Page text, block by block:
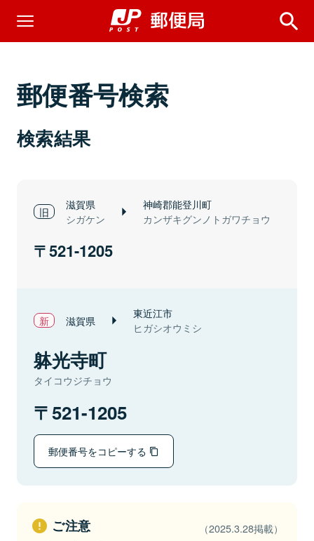
郵便番号検索
検索結果
滋賀県
シガケン
神崎郡能登川町
カンザキグンノトガワチョウ
521-1205
滋賀県 東近江市
ヒガシオウミシ
躰光寺町
タイコウジチョウ
521-1205
郵便番号をコピーする
ご注意 （2025.3.28掲載）